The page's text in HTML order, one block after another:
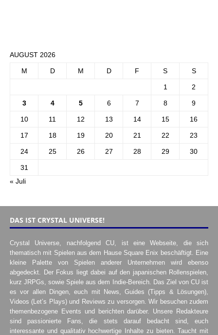
AUGUST 2026
M D M D F S S
1 2
3 4 5 6 7 8 9
10 11 12 13 14 15 16
17 18 19 20 21 22 23
24 25 26 27 28 29 30
31
« Juli
DAS IST CRYSTAL UNIVERSE!
Crystal Universe, nachfolgend CU, ist eine Webseite, die sich
thematisch mit Spielen aus dem Hause Square Enix beschäftigt. Eine
kleine Palette von Spielen anderer Unternehmen wird ebenso
abgedeckt. Der Fokus liegt dabei auf den japanischen Rollenspielen,
kurz JRPGs, sowie Spiele aus dem Indie-Bereich. Das Ziel von CU ist
es vor allen Dingen, euch mit News, Guides (Tipps & Lösungen),
Videos (Let’s Plays) und Reviews zu versorgen. Wir besuchen zudem
themenbezogene Events und berichten darüber. Unsere Redakteure
sind passionierte Fans, die stets darauf bedacht sind, euch
interessante und qualitativ hochwertige Inhalte zu bieten. Taucht mit